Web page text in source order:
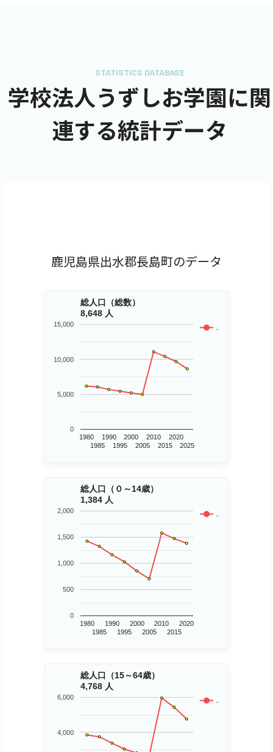
STATISTICS DATABASE
学校法人うずしお学園に関
連する統計データ
鹿児島県出水郡長島町のデータ
総人口（総数）
8,648 人
..
1980
1985
1990
1995
2000
2005
2010
2015
2020
2025
0
5,000
10,000
15,000
総人口（０～14歳）
1,384 人
..
1980
1985
1990
1995
2000
2005
2010
2015
2020
0
500
1,000
1,500
2,000
総人口（15～64歳）
4,768 人
..
4,000
6,000